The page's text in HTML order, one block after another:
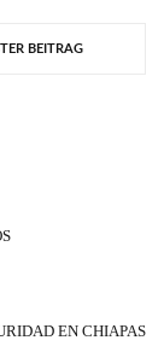
BEITRAG
EN CHIAPAS